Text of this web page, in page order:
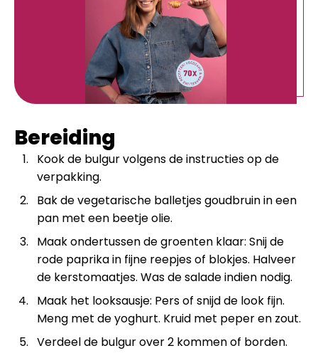
Bereiding
Kook de bulgur volgens de instructies op de
verpakking.
Bak de vegetarische balletjes goudbruin in een
pan met een beetje olie.
Maak ondertussen de groenten klaar: Snij de
rode paprika in fijne reepjes of blokjes. Halveer
de kerstomaatjes. Was de salade indien nodig.
Maak het looksausje: Pers of snijd de look fijn.
Meng met de yoghurt. Kruid met peper en zout.
Verdeel de bulgur over 2 kommen of borden.